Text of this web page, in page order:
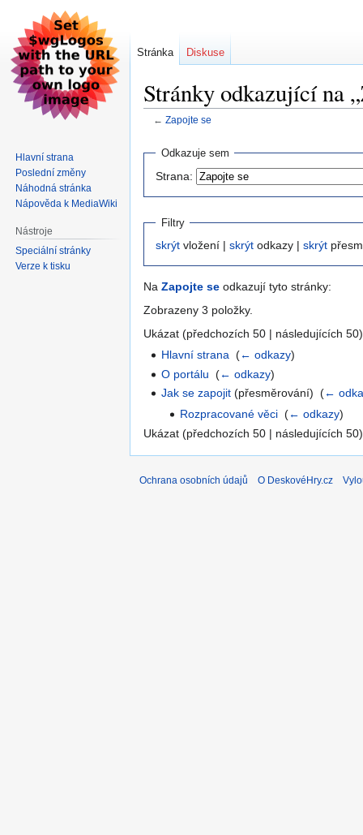
Stránky odkazující na
← Zapojte se
Skočit
navigaci
Skočit
vyhledávání
Odkazuje sem
Strana:
Filtry
skrýt vložení | skrýt odkazy | skrýt
Na Zapojte se odkazují tyto stránky:
Zobrazeny 3 položky.
Ukázat (předchozích 50 | následujících
Hlavní strana ‎(← odkazy)
O portálu ‎(← odkazy)
Jak se zapojit (přesměrování) ‎(←
Rozpracované věci‎ (← odkazy)
Ukázat (předchozích 50 | následujících
Stránka Diskuse
Hlavní strana
Poslední změny
Náhodná stránka
Nápověda k MediaWiki
Nástroje
Speciální stránky
Verze k tisku
Ochrana osobních údajů O DeskovéHry.cz